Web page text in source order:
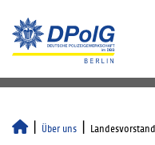
Über uns Landesvorstand